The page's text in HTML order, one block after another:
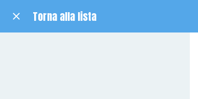
Torna alla lista